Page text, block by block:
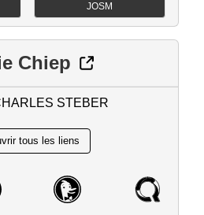
JOSM
Chiep
STEBER